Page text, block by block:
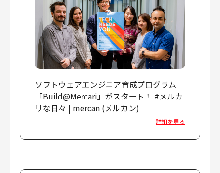
ソフトウェアエンジニア育成プログラム
「Build@Mercari」がスタート！ #メルカ
リな日々 | mercan (メルカン)
詳細を見る